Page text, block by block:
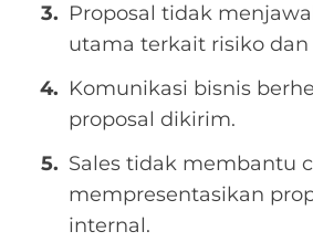
Proposal tidak
utama terkait risiko dan
Komunikasi bisnis
proposal dikirim.
Sales tidak membantu
mempresentasikan
internal.